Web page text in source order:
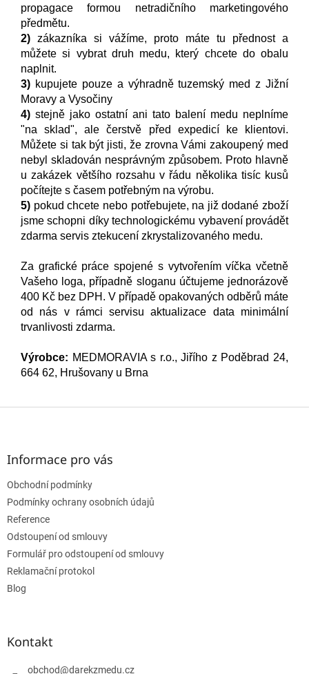
propagace formou netradičního marketingového
předmětu.
2) zákazníka si vážíme, proto máte tu přednost a
můžete si vybrat druh medu, který chcete do obalu
naplnit.
3) kupujete pouze a výhradně tuzemský med z Jižní
Moravy a Vysočiny
4) stejně jako ostatní ani tato balení medu neplníme
"na sklad", ale čerstvě před expedicí ke klientovi.
Můžete si tak být jisti, že zrovna Vámi zakoupený med
nebyl skladován nesprávným způsobem. Proto hlavně
u zakázek většího rozsahu v řádu několika tisíc kusů
počítejte s časem potřebným na výrobu.
5) pokud chcete nebo potřebujete, na již dodané zboží
jsme schopni díky technologickému vybavení provádět
zdarma servis ztekucení zkrystalizovaného medu.
Za grafické práce spojené s vytvořením víčka včetně
Vašeho loga, případně sloganu účtujeme jednorázově
400 Kč bez DPH. V případě opakovaných odběrů máte
od nás v rámci servisu aktualizace data minimální
trvanlivosti zdarma.
Výrobce: MEDMORAVIA s r.o., Jiřího z Poděbrad 24,
664 62, Hrušovany u Brna
Z
Informace pro vás
Obchodní podmínky
Podmínky ochrany osobních údajů
Reference
Odstoupení od smlouvy
Formulář pro odstoupení od smlouvy
Reklamační protokol
Blog
Kontakt
obchod@darekzmedu.cz